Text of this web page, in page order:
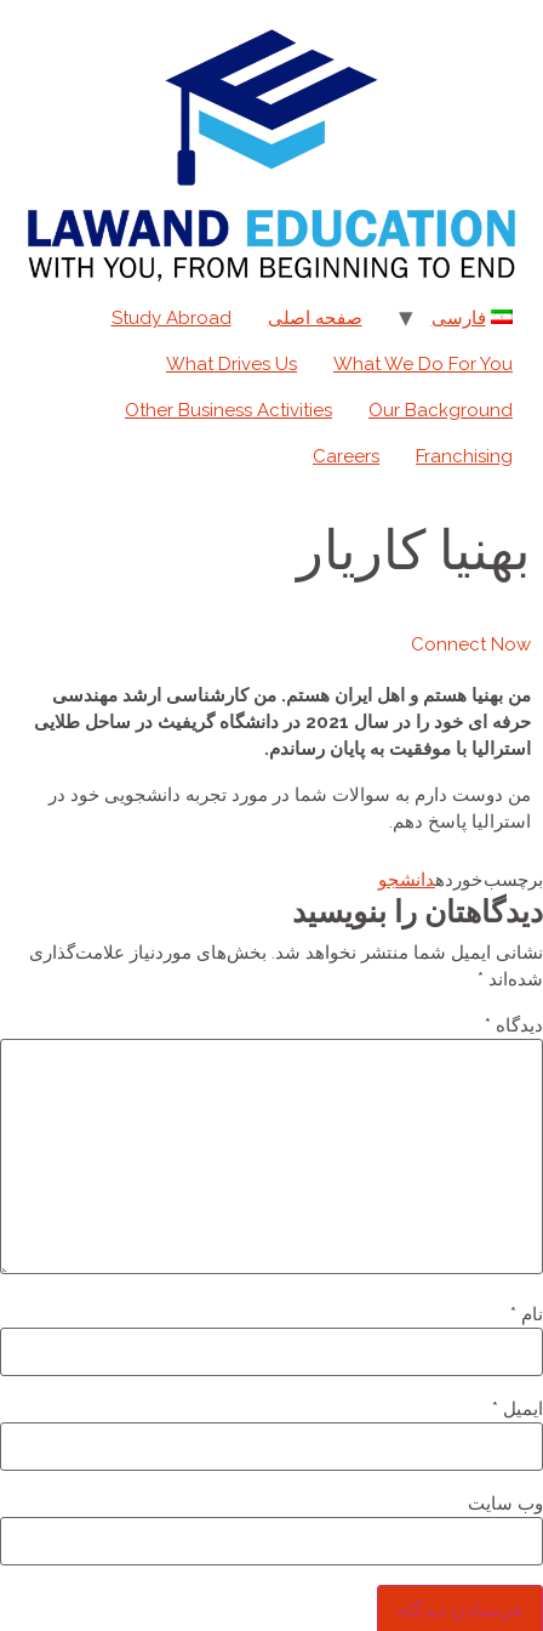
فارسی صفحه اصلی Study Abroad
What We Do For You
What Drives Us
Our Background
Other Business Activities
Franchising
Careers
بهنیا کاریار
Connect Now
من بهنیا هستم و اهل ایران هستم. من کارشناسی ارشد مهندسی
حرفه ای خود را در سال 2021 در دانشگاه گریفیث در ساحل طلایی
استرالیا با موفقیت به پایان رساندم.
من دوست دارم به سوالات شما در مورد تجربه دانشجویی خود در
استرالیا پاسخ دهم.
خوردهدانشجو
را بنویسید
ایمیل شما منتشر نخواهد شد. بخش‌های موردنیاز علامت‌گذاری
*
*
*
*
سایت